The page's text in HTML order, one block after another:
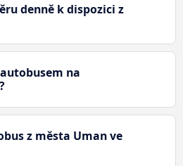
denně k dispozici z
na
z města Uman ve